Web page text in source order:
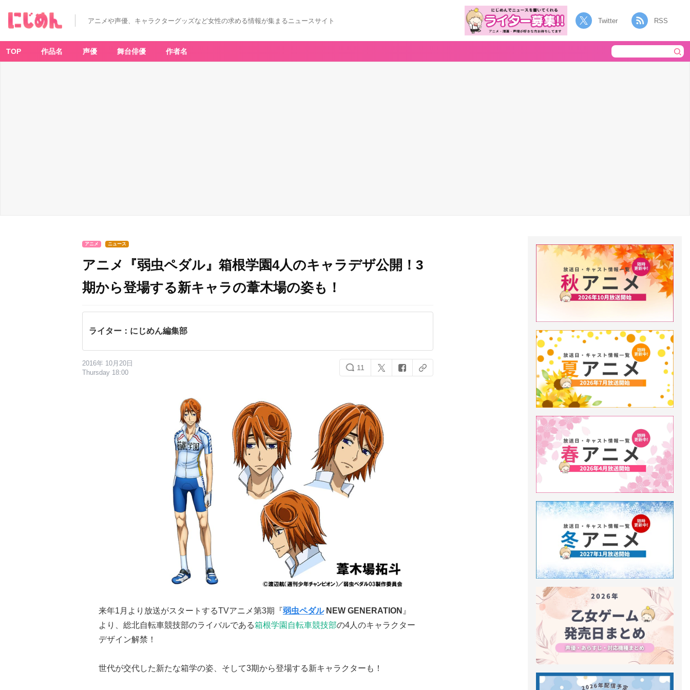
アニメや声優、キャラクターグッズなど女性の求める情報が集まるニュースサイト Twitter RSS
TOP 作品名 声優 舞台俳優 作者名
アニメ ニュース
アニメ『弱虫ペダル』箱根学園4人のキャラデザ公開！3
期から登場する新キャラの葦木場の姿も！
ライター：にじめん編集部
2016年 10月20日
Thursday 18:00
11
来年1月より放送がスタートするTVアニメ第3期『弱虫ペダルNEW GENERATION 』
より、総北自転車競技部のライバルである箱根学園自転車競技部の4人のキャラクター
デザイン解禁！
世代が交代した新たな箱学の姿、そして3期から登場する新キャラクターも！